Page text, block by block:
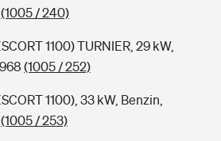
(1005 / 240)
1100) TURNIER, 29 kW,
(1005 / 252)
1100), 33 kW, Benzin,
(1005 / 253)